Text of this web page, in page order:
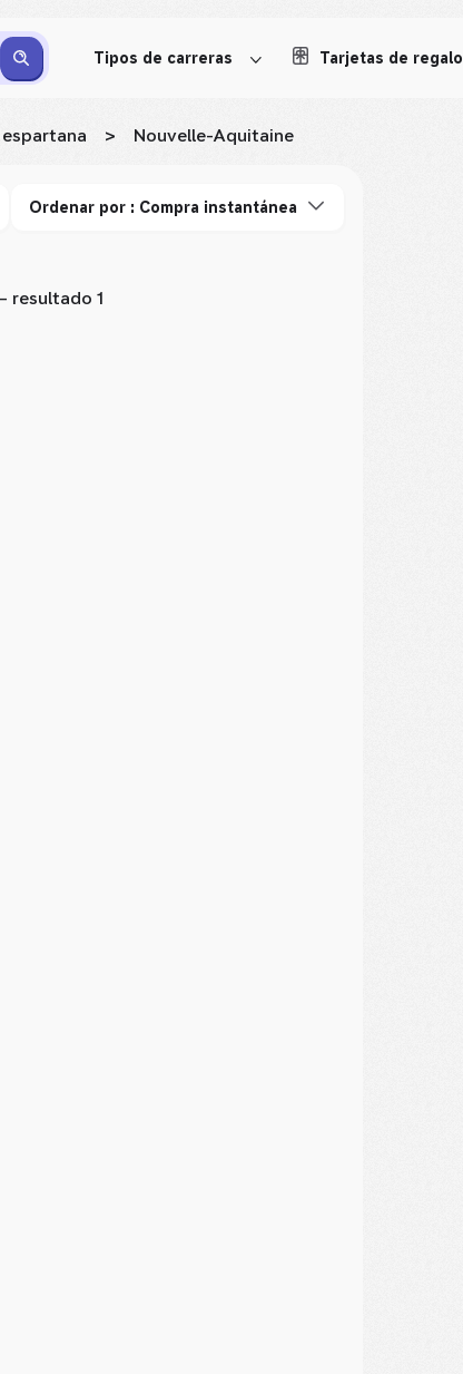
Tipos de carreras Tarjetas de regalo
> Nouvelle-Aquitaine
Ordenar por : Compra instantánea
resultado 1